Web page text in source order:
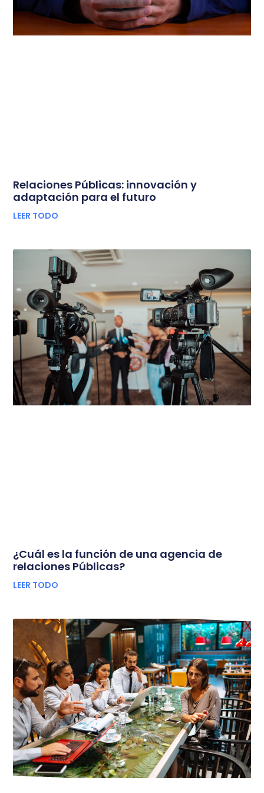
Relaciones Públicas: innovación y
adaptación para el futuro
LEER TODO
¿Cuál es la función de una agencia de
relaciones Públicas?
LEER TODO